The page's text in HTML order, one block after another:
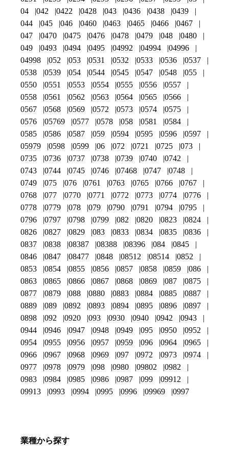
04
042 0422 0428 043 0436 0438
0439
044
045 046 0460 0463 0465 0466
0467
047
0470 0475 0476 0478 0479 048
0480
049
0493 0494 0495 04992 04994
04996
04998
052 053 0531 0532 0533 0536
0537
0538
0539 054 0544 0545 0547 0548
055
0550
0551 0553 0554 0555 0556
0557
0558
0561 0562 0563 0564 0565
0566
0567
0568 0569 0572 0573 0574
0575
0576
05769 0577 0578 058 0581
0584
0585
0586 0587 059 0594 0595 0596
0597
05979
0598 0599 06 072 0721 0725
073
0735
0736 0737 0738 0739 0740
0742
0743
0744 0745 0746 07468 0747
0748
0749
075 076 0761 0763 0765 0766
0767
0768
077 0770 0771 0772 0773 0774
0776
0778
0779 078 079 0790 0791 0794
0795
0796
0797 0798 0799 082 0820 0823
0824
0826
0827 0829 083 0833 0834 0835
0836
0837
0838 08387 08388 08396 084
0845
0846
0847 08477 0848 08512 08514
0852
0853
0854 0855 0856 0857 0858 0859
086
0863
0865 0866 0867 0868 0869 087
0875
0877
0879 088 0880 0883 0884 0885
0887
0889
089 0892 0893 0894 0895 0896
0897
0898
092 0920 093 0930 0940 0942
0943
0944
0946 0947 0948 0949 095 0950
0952
0954
0955 0956 0957 0959 096 0964
0965
0966
0967 0968 0969 097 0972 0973
0974
0977
0978 0979 098 0980 09802
0982
0983
0984 0985 0986 0987 099
09912
09913
0993 0994 0995 0996 09969 0997
業種から探す